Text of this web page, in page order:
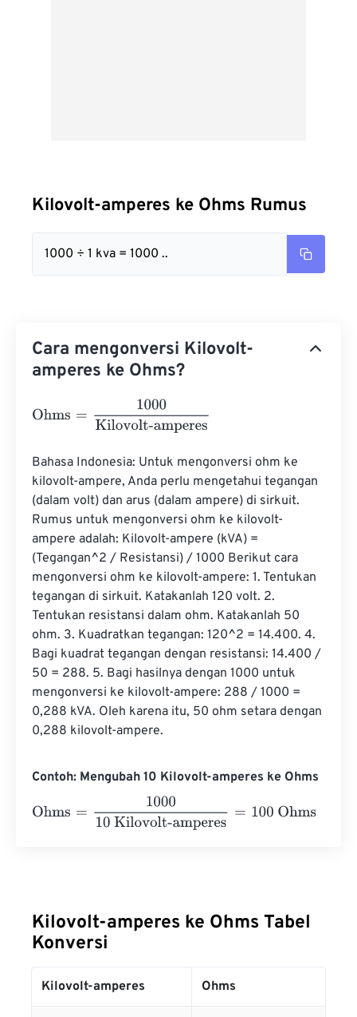
Kilovolt-amperes ke Ohms Rumus
1000 ÷ 1 kva = 1000 ..
Cara mengonversi Kilovolt-
amperes ke Ohms?
Ohms Kilovolt-amperes
Bahasa Indonesia: Untuk mengonversi ohm ke
kilovolt-ampere, Anda perlu mengetahui tegangan
(dalam volt) dan arus (dalam ampere) di sirkuit.
Rumus untuk mengonversi ohm ke kilovolt-
ampere adalah: Kilovolt-ampere (kVA) =
(Tegangan^2 / Resistansi) / 1000 Berikut cara
mengonversi ohm ke kilovolt-ampere: 1. Tentukan
tegangan di sirkuit. Katakanlah 120 volt. 2.
Tentukan resistansi dalam ohm. Katakanlah 50
ohm. 3. Kuadratkan tegangan: 120^2 = 14.400. 4.
Bagi kuadrat tegangan dengan resistansi: 14.400 /
50 = 288. 5. Bagi hasilnya dengan 1000 untuk
mengonversi ke kilovolt-ampere: 288 / 1000 =
0,288 kVA. Oleh karena itu, 50 ohm setara dengan
0,288 kilovolt-ampere.
Contoh: Mengubah 10 Kilovolt-amperes ke Ohms
Ohms
10 Kilovolt-amperes Ohms
Kilovolt-amperes ke Ohms Tabel
Konversi
Kilovolt-amperes Ohms